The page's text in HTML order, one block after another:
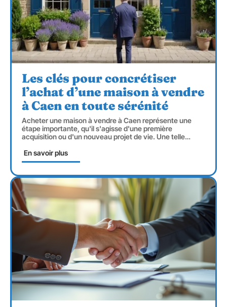
Les clés pour concrétiser
l’achat d’une maison à vendre
à Caen en toute sérénité
Acheter une maison à vendre à Caen représente une
étape importante, qu'il s'agisse d'une première
acquisition ou d'un nouveau projet de vie. Une telle…
En savoir plus